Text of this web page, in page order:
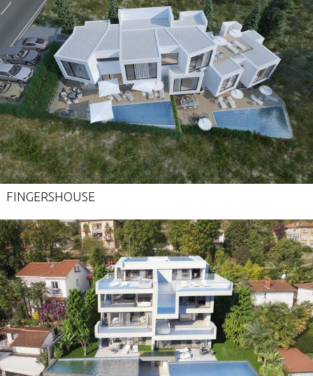
FINGERSHOUSE